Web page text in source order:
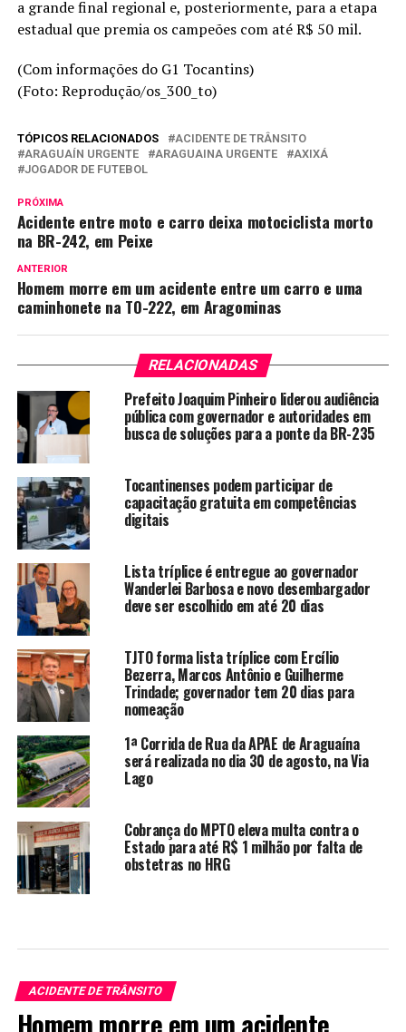
a grande final regional e, posteriormente, para a etapa
estadual que premia os campeões com até R$ 50 mil.
(Com informações do G1 Tocantins)
(Foto: Reprodução/os_300_to)
TÓPICOS RELACIONADOS
ACIDENTE DE TRÂNSITO
ARAGUAÍN URGENTE
ARAGUAINA URGENTE
AXIXÁ
JOGADOR DE FUTEBOL
PRÓXIMA
Acidente entre moto e carro deixa motociclista morto
na BR-242, em Peixe
ANTERIOR
Homem morre em um acidente entre um carro e uma
caminhonete na TO-222, em Aragominas
RELACIONADAS
Prefeito Joaquim Pinheiro liderou audiência
pública com governador e autoridades em
busca de soluções para a ponte da BR-235
Tocantinenses podem participar de
capacitação gratuita em competências
digitais
Lista tríplice é entregue ao governador
Wanderlei Barbosa e novo desembargador
deve ser escolhido em até 20 dias
TJTO forma lista tríplice com Ercílio
Bezerra, Marcos Antônio e Guilherme
Trindade; governador tem 20 dias para
nomeação
1ª Corrida de Rua da APAE de Araguaína
será realizada no dia 30 de agosto, na Via
Lago
Cobrança do MPTO eleva multa contra o
Estado para até R$ 1 milhão por falta de
obstetras no HRG
ACIDENTE DE TRÂNSITO
Homem morre em um acidente